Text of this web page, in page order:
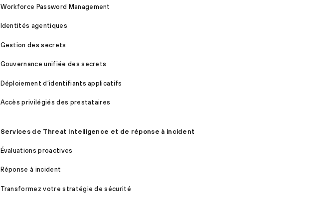
Workforce Password Management
Identités agentiques
Gestion des secrets
Gouvernance unifiée des secrets
Déploiement d’identifiants applicatifs
Accès privilégiés des prestataires
Services de Threat Intelligence et de réponse à incident
Évaluations proactives
Réponse à incident
Transformez votre stratégie de sécurité